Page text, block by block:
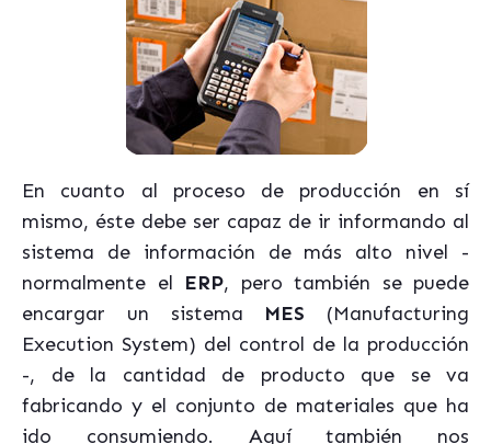
En cuanto al proceso de producción en sí
mismo, éste debe ser capaz de ir informando al
sistema de información de más alto nivel -
normalmente el ERP, pero también se puede
encargar un sistema MES (Manufacturing
Execution System) del control de la producción
-, de la cantidad de producto que se va
fabricando y el conjunto de materiales que ha
ido consumiendo. Aquí también nos